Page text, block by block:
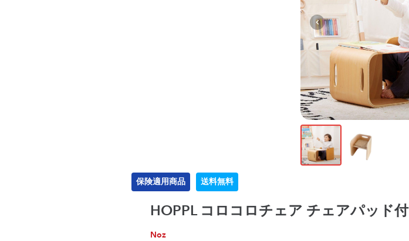
保険適用商品 送料無料
HOPPL コロコロチェア チェアパッド付
Noz